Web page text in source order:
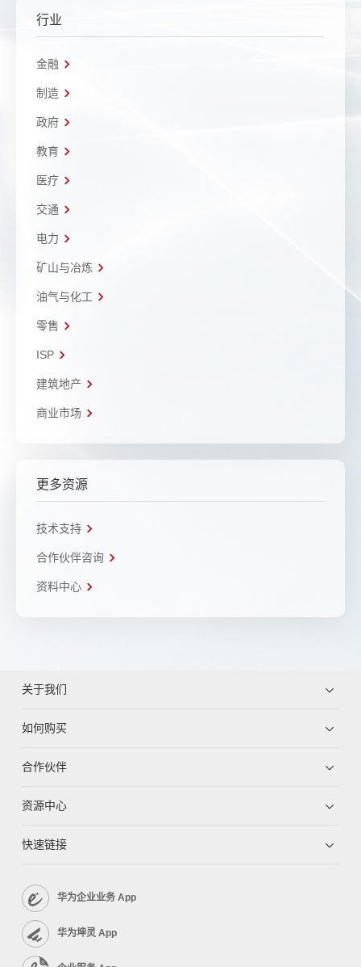
行业
金融
制造
政府
教育
医疗
交通
电力
矿山与冶炼
油气与化工
零售
ISP
建筑地产
商业市场
更多资源
技术支持
合作伙伴咨询
资料中心
关于我们
如何购买
合作伙伴
资源中心
快速链接
华为企业业务 App
华为坤灵 App